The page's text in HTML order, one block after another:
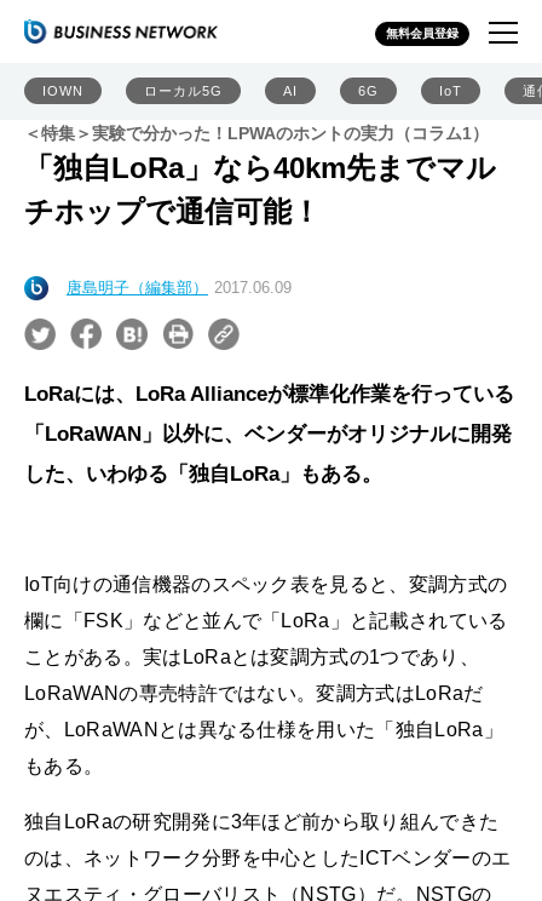
無料会員登録
IOWN ローカル5G AI 6G IoT 通
＜特集＞実験で分かった！LPWAのホントの実力（コラム1）
「独自LoRa」なら40km先までマル
チホップで通信可能！
唐島明子（編集部） 2017.06.09
LoRaには、LoRa Allianceが標準化作業を行っている
「LoRaWAN」以外に、ベンダーがオリジナルに開発
した、いわゆる「独自LoRa」もある。
IoT向けの通信機器のスペック表を見ると、変調方式の
欄に「FSK」などと並んで「LoRa」と記載されている
ことがある。実はLoRaとは変調方式の1つであり、
LoRaWANの専売特許ではない。変調方式はLoRaだ
が、LoRaWANとは異なる仕様を用いた「独自LoRa」
もある。
独自LoRaの研究開発に3年ほど前から取り組んできた
のは、ネットワーク分野を中心としたICTベンダーのエ
ヌエスティ・グローバリスト（NSTG）だ。NSTGの